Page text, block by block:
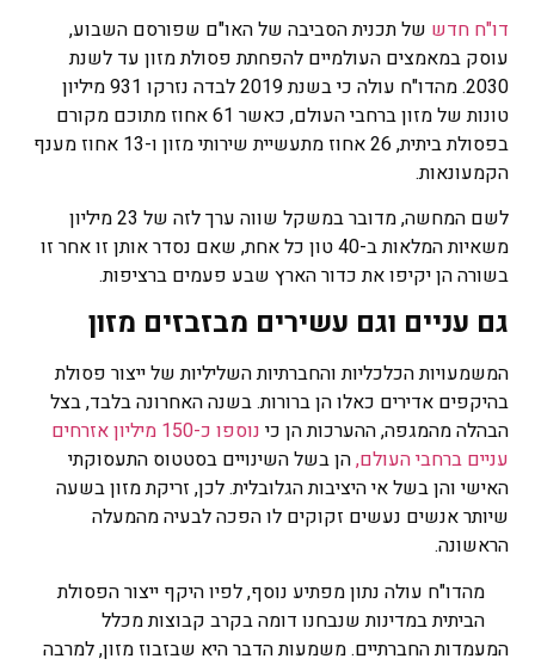
דו"ח חדש של תכנית הסביבה של האו"ם שפורסם השבוע,
עוסק במאמצים העולמיים להפחתת פסולת מזון עד לשנת
2030. מהדו"ח עולה כי בשנת 2019 לבדה נזרקו 931 מיליון
טונות של מזון ברחבי העולם, כאשר 61 אחוז מתוכם מקורם
בפסולת ביתית, 26 אחוז מתעשיית שירותי מזון ו-13 אחוז מענף
הקמעונאות.
לשם המחשה, מדובר במשקל שווה ערך לזה של 23 מיליון
משאיות המלאות ב-40 טון כל אחת, שאם נסדר אותן זו אחר זו
בשורה הן יקיפו את כדור הארץ שבע פעמים ברציפות.
גם עניים וגם עשירים מבזבזים מזון
המשמעויות הכלכליות והחברתיות השליליות של ייצור פסולת
בהיקפים אדירים כאלו הן ברורות. בשנה האחרונה בלבד, בצל
הבהלה מהמגפה, ההערכות הן כי
נוספו כ-150 מיליון אזרחים
עניים ברחבי העולם,הן בשל השינויים בסטטוס התעסוקתי
האישי והן בשל אי היציבות הגלובלית. לכן, זריקת מזון בשעה
שיותר אנשים נעשים זקוקים לו הפכה לבעיה מהמעלה
הראשונה.
מהדו"ח עולה נתון מפתיע נוסף, לפיו היקף ייצור הפסולת
הביתית במדינות שנבחנו דומה בקרב קבוצות מכלל
המעמדות החברתיים. משמעות הדבר היא שבזבוז מזון, למרבה